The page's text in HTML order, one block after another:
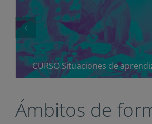
CURSO Situaciones de
Ámbitos de